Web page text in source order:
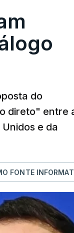
do
direto" entre
e da
FONTE